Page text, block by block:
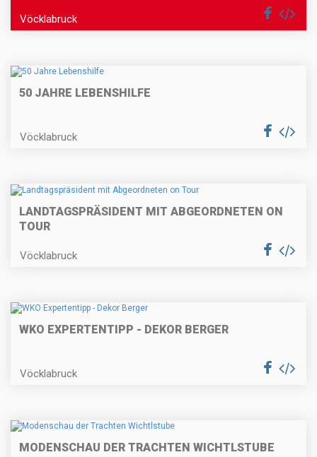
Vöcklabruck
50 JAHRE LEBENSHILFE
Vöcklabruck
LANDTAGSPRÄSIDENT MIT ABGEORDNETEN ON
TOUR
Vöcklabruck
WKO EXPERTENTIPP - DEKOR BERGER
Vöcklabruck
MODENSCHAU DER TRACHTEN WICHTLSTUBE